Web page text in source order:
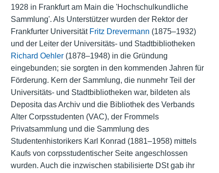
1928 in Frankfurt am Main die 'Hochschulkundliche
Sammlung'. Als Unterstützer wurden der Rektor der
Frankfurter Universität Fritz Drevermann (1875–1932)
und der Leiter der Universitäts- und Stadtbibliotheken
Richard Oehler(1878–1948) in die Gründung
eingebunden; sie sorgten in den kommenden Jahren für
Förderung. Kern der Sammlung, die nunmehr Teil der
Universitäts- und Stadtbibliotheken war, bildeten als
Deposita das Archiv und die Bibliothek des Verbands
Alter Corpsstudenten (VAC), der Frommels
Privatsammlung und die Sammlung des
Studentenhistorikers Karl Konrad (1881–1958) mittels
Kaufs von corpsstudentischer Seite angeschlossen
wurden. Auch die inzwischen stabilisierte DSt gab ihr